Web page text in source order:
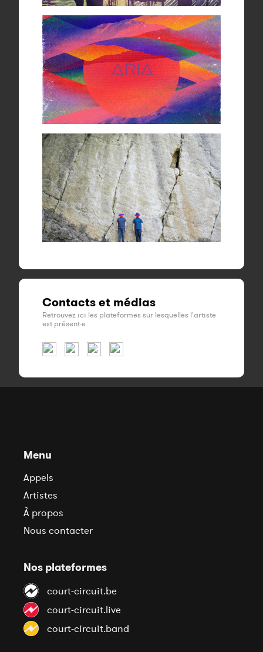
Contacts et médias
Retrouvez ici les plateformes sur lesquelles l'artiste
est présent·e
Menu
Appels
Artistes
À propos
Nous contacter
Nos plateformes
court-circuit.be
court-circuit.live
court-circuit.band